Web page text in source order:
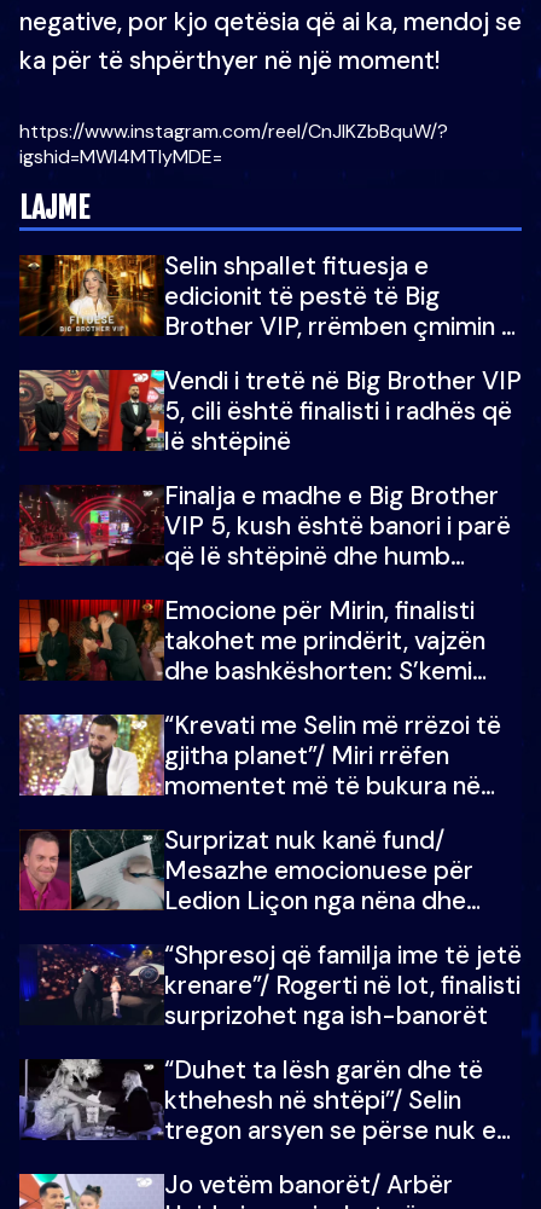
negative, por kjo qetësia që ai ka, mendoj se
ka për të shpërthyer në një moment!
https://www.instagram.com/reel/CnJlKZbBquW/?
igshid=MWI4MTIyMDE=
LAJME
Selin shpallet fituesja e
edicionit të pestë të Big
Brother VIP, rrëmben çmimin e
Vendi i tretë në Big Brother VIP
5, cili është finalisti i radhës që
lë shtëpinë
Finalja e madhe e Big Brother
VIP 5, kush është banori i parë
që lë shtëpinë dhe humb
çmimin e madh
Emocione për Mirin, finalisti
takohet me prindërit, vajzën
dhe bashkëshorten: S’kemi
“Krevati me Selin më rrëzoi të
gjitha planet”/ Miri rrëfen
momentet më të bukura në
mungojë zilja e mëngjesit kur…
Surprizat nuk kanë fund/
Mesazhe emocionuese për
Ledion Liçon nga nëna dhe
mban dot lotët: Nuk meritoj…
“Shpresoj që familja ime të jetë
krenare”/ Rogerti në lot, finalisti
surprizohet nga ish-banorët
“Duhet ta lësh garën dhe të
kthehesh në shtëpi”/ Selin
tregon arsyen se përse nuk e
çoja luftën time deri në fund
Jo vetëm banorët/ Arbër